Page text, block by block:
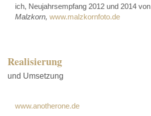
ich, Neujahrsempfang 2012 und 2014 von
Malzkorn, www.malzkornfoto.de
Realisierung
und Umsetzung
www.anotherone.de